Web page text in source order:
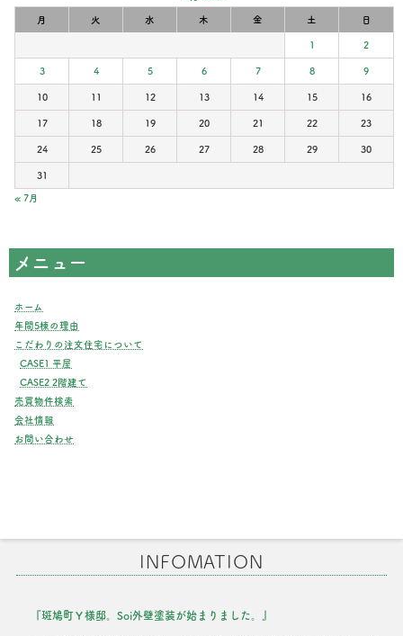
月 火 水 木 金 土 日
1 2
3 4 5 6 7 8 9
10 11 12 13 14 15 16
17 18 19 20 21 22 23
24 25 26 27 28 29 30
31
« 7月
メニュー
ホーム
年間5棟の理由
こだわりの注文住宅について
CASE1 平屋
CASE2 2階建て
売買物件検索
会社情報
お問い合わせ
INFOMATION
『斑鳩町Ｙ様邸。Soi外壁塗装が始まりました。』